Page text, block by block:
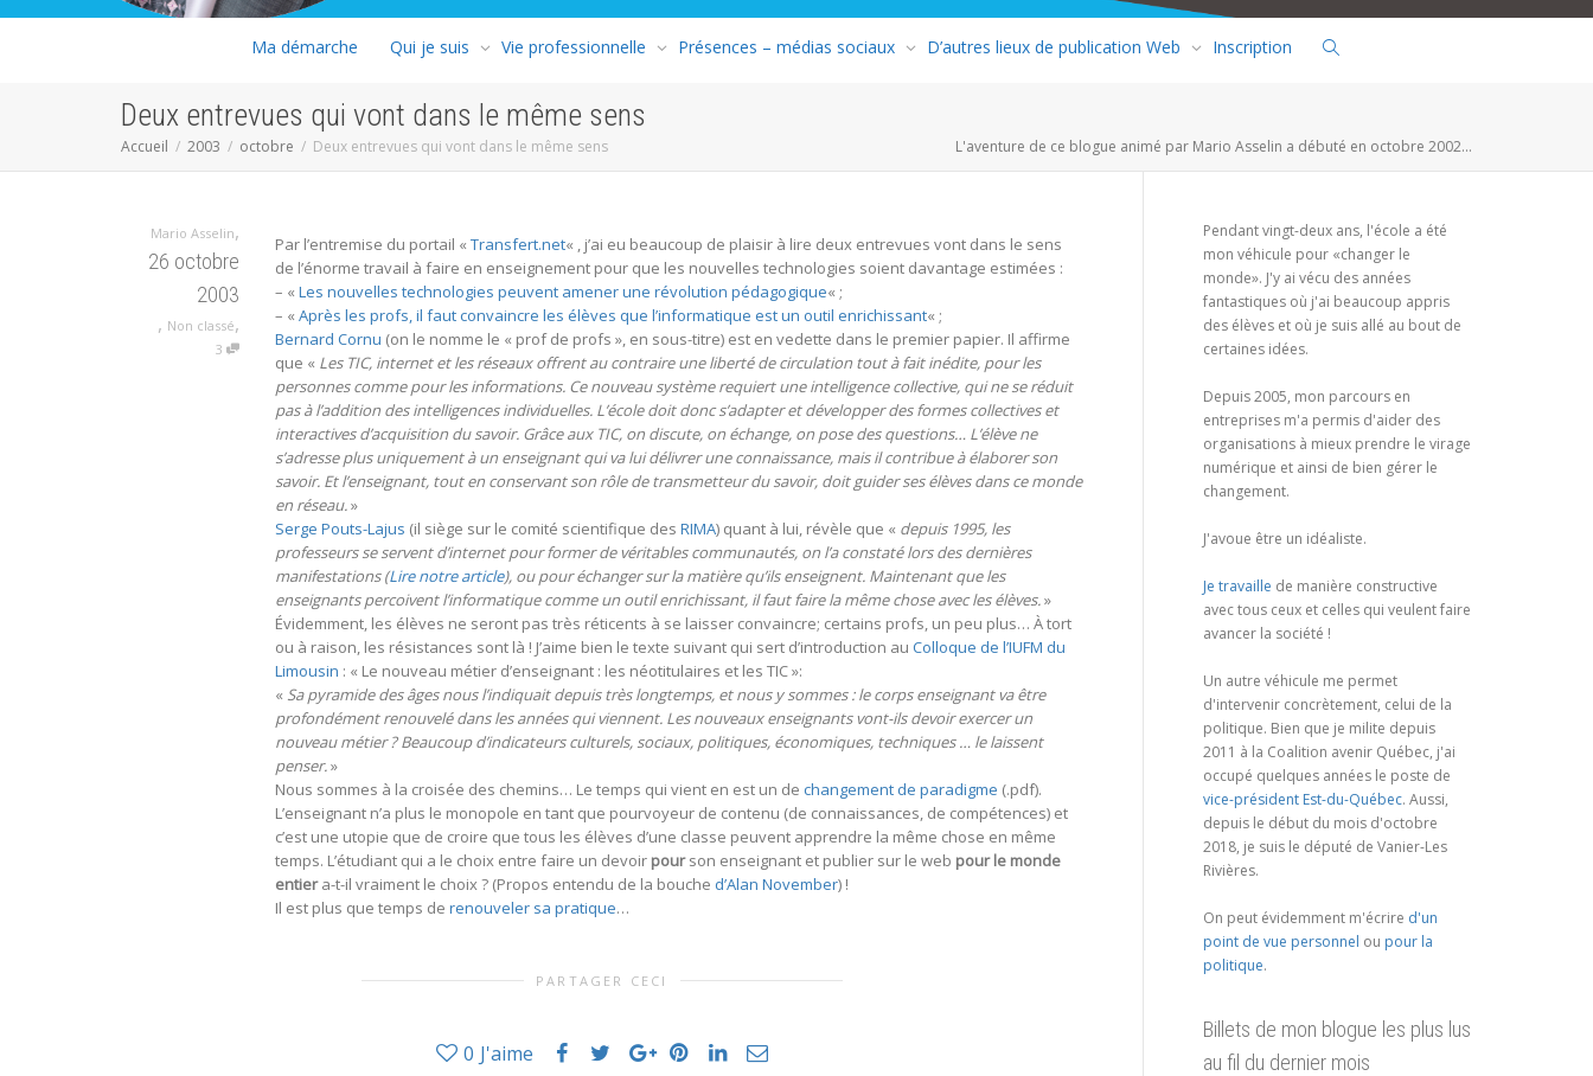
Ma démarche Qui je suis Vie professionnelle Présences – médias sociaux D’autres lieux de publication Web Inscription
Deux entrevues qui vont dans le même sens
Accueil 2003 octobre Deux entrevues qui vont dans le même sens L'aventure de ce blogue animé par Mario Asselin a débuté en octobre 2002...
Mario Asselin,
26 octobre
2003
, Non classé,
3
Par l’entremise du portail « Transfert.net« , j’ai eu beaucoup de plaisir à lire deux entrevues vont dans le sens
de l’énorme travail à faire en enseignement pour que les nouvelles technologies soient davantage estimées :
– « Les nouvelles technologies peuvent amener une révolution pédagogique« ;
– « Après les profs, il faut convaincre les élèves que l’informatique est un outil enrichissant« ;
Bernard Cornu (on le nomme le « prof de profs », en sous-titre) est en vedette dans le premier papier. Il affirme
que « Les TIC, internet et les réseaux offrent au contraire une liberté de circulation tout à fait inédite, pour les
personnes comme pour les informations. Ce nouveau système requiert une intelligence collective, qui ne se réduit
pas à l’addition des intelligences individuelles. L’école doit donc s’adapter et développer des formes collectives et
interactives d’acquisition du savoir. Grâce aux TIC, on discute, on échange, on pose des questions… L’élève ne
s’adresse plus uniquement à un enseignant qui va lui délivrer une connaissance, mais il contribue à élaborer son
savoir. Et l’enseignant, tout en conservant son rôle de transmetteur du savoir, doit guider ses élèves dans ce monde
en réseau.»
Serge Pouts-Lajus (il siège sur le comité scientifique des RIMA) quant à lui, révèle que « depuis 1995, les
professeurs se servent d’internet pour former de véritables communautés, on l’a constaté lors des dernières
manifestations (Lire notre article), ou pour échanger sur la matière qu’ils enseignent. Maintenant que les
enseignants percoivent l’informatique comme un outil enrichissant, il faut faire la même chose avec les élèves.»
Évidemment, les élèves ne seront pas très réticents à se laisser convaincre; certains profs, un peu plus… À tort
ou à raison, les résistances sont là ! J’aime bien le texte suivant qui sert d’introduction au Colloque de l’IUFM du
Limousin : « Le nouveau métier d’enseignant : les néotitulaires et les TIC »:
« Sa pyramide des âges nous l’indiquait depuis très longtemps, et nous y sommes : le corps enseignant va être
profondément renouvelé dans les années qui viennent. Les nouveaux enseignants vont-ils devoir exercer un
nouveau métier ? Beaucoup d’indicateurs culturels, sociaux, politiques, économiques, techniques … le laissent
penser.»
Nous sommes à la croisée des chemins… Le temps qui vient en est un de changement de paradigme (.pdf).
L’enseignant n’a plus le monopole en tant que pourvoyeur de contenu (de connaissances, de compétences) et
c’est une utopie que de croire que tous les élèves d’une classe peuvent apprendre la même chose en même
temps. L’étudiant qui a le choix entre faire un devoir pourson enseignant et publier sur le web pour le monde
entiera-t-il vraiment le choix ? (Propos entendu de la bouche d’Alan November) !
Il est plus que temps de renouveler sa pratique…
PARTAGER CECI
0 J'aime
Pendant vingt-deux ans, l'école a été
mon véhicule pour «changer le
monde». J'y ai vécu des années
fantastiques où j'ai beaucoup appris
des élèves et où je suis allé au bout de
certaines idées.
Depuis 2005, mon parcours en
entreprises m'a permis d'aider des
organisations à mieux prendre le virage
numérique et ainsi de bien gérer le
changement.
J'avoue être un idéaliste.
Je travaille de manière constructive
avec tous ceux et celles qui veulent faire
avancer la société !
Un autre véhicule me permet
d'intervenir concrètement, celui de la
politique. Bien que je milite depuis
2011 à la Coalition avenir Québec, j'ai
occupé quelques années le poste de
vice-président Est-du-Québec. Aussi,
depuis le début du mois d'octobre
2018, je suis le député de Vanier-Les
Rivières.
On peut évidemment m'écrire d'un
point de vue personnel ou pour la
politique.
Billets de mon blogue les plus lus
au fil du dernier mois